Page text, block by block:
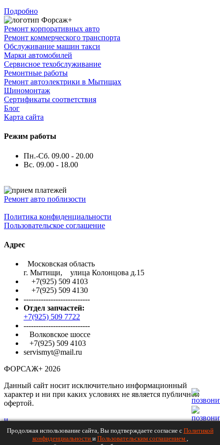
Подробно
Ремонт корпоративных авто
Ремонт коммерческого транспорта
Обслуживание машин такси
Марки автомобилей
Сервисное техобслуживание
Ремонтные работы
Ремонт автоэлектрики в Мытищах
Шиномонтаж
Сертификаты соответствия
Блог
Карта сайта
Режим работы
Пн.-Сб. 09.00 - 20.00
Вс. 09.00 - 18.00
Ремонт авто поблизости
Политика конфиденциальности
Пользовательское соглашение
Адрес
Московская область
г. Мытищи, улица Колонцова д.15
+7(925) 509 4103
+7(925) 509 4130
---------------------------
Отдел запчастей:
+7(925) 509 7722
---------------------------
Волковское шоссе
+7(925) 509 4103
servismyt@mail.ru
ФОРСАЖ+ 2026
Данный сайт носит исключительно информационный
характер и ни при каких условиях не является публичной
офертой.
и
тПродолжая использование сайта, Вы подтверждаете согласие с Политикой
конфиденциальности и Пользовательским соглашением ,